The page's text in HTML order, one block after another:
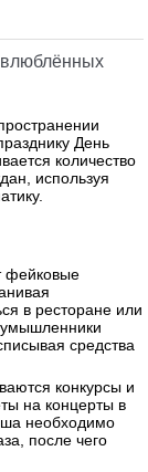
День
количество
используя
фейковые
в ресторане или
средства
конкурсы и
на концерты в
необходимо
после чего